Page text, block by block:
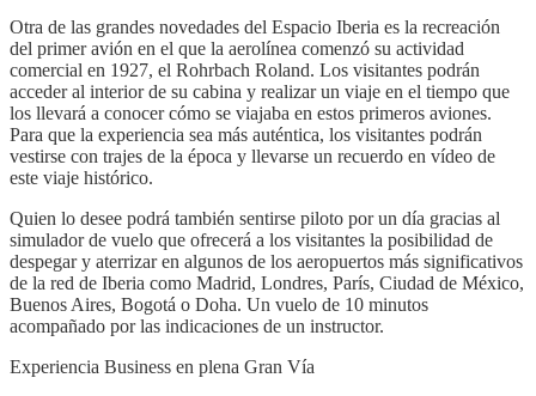
Otra de las grandes novedades del Espacio Iberia es la recreación
del primer avión en el que la aerolínea comenzó su actividad
comercial en 1927, el Rohrbach Roland. Los visitantes podrán
acceder al interior de su cabina y realizar un viaje en el tiempo que
los llevará a conocer cómo se viajaba en estos primeros aviones.
Para que la experiencia sea más auténtica, los visitantes podrán
vestirse con trajes de la época y llevarse un recuerdo en vídeo de
este viaje histórico.
Quien lo desee podrá también sentirse piloto por un día gracias al
simulador de vuelo que ofrecerá a los visitantes la posibilidad de
despegar y aterrizar en algunos de los aeropuertos más significativos
de la red de Iberia como Madrid, Londres, París, Ciudad de México,
Buenos Aires, Bogotá o Doha. Un vuelo de 10 minutos
acompañado por las indicaciones de un instructor.
Experiencia Business en plena Gran Vía